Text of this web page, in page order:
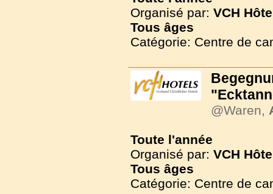
Organisé par: VCH
Tous âges
Catégorie: Centre de
@Waren,
Toute l'année
Organisé par: VCH
Tous âges
Catégorie: Centre de